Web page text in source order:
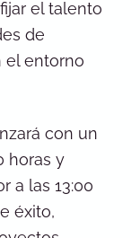
el talento
de
el entorno
con un
horas y
a las 13:00
éxito,